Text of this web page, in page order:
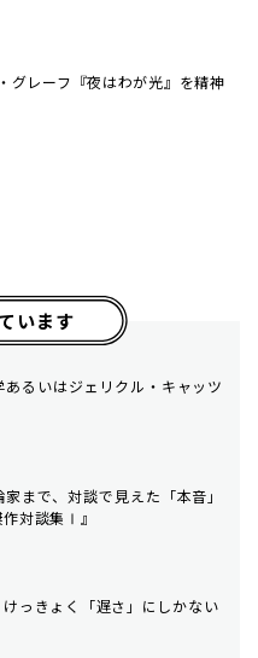
グレーフ『夜はわが光』を精神
います
あるいはジェリクル・キャッツ
まで、対談で見えた「本音」
対談集Ⅰ』
っきょく「遅さ」にしかない